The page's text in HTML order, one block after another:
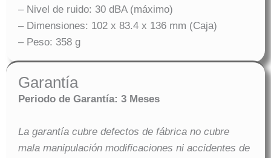
– Nivel de ruido: 30 dBA (máximo)
– Dimensiones: 102 x 83.4 x 136 mm (Caja)
– Peso: 358 g
Garantía
Periodo de Garantía: 3 Meses
La garantía cubre defectos de fábrica no cubre
mala manipulación modificaciones ni accidentes de